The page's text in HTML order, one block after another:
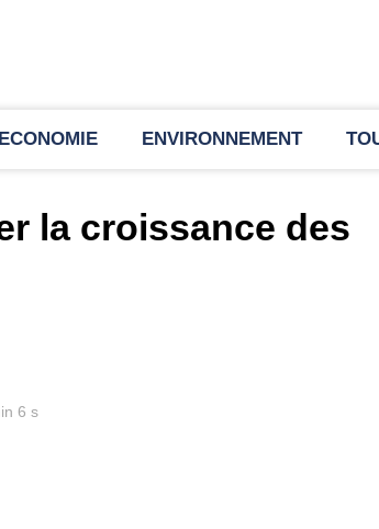
ECONOMIE ENVIRONNEMENT
la croissance des
6 s